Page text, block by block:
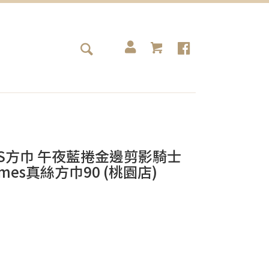
方巾 午夜藍捲金邊剪影騎士
真絲方巾90 (桃園店)